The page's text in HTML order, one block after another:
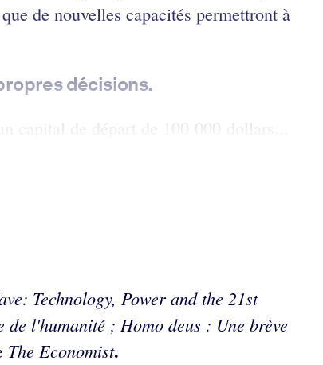
de nouvelles capacités permettront à
décisions.
capital de départ de 100 000 dollars...
Technology, Power and the 21st
de l'humanité ; Homo deus : Une brève
The Economist.